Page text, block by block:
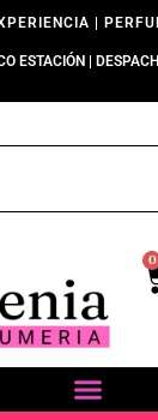
|
ESTACIÓN |
0